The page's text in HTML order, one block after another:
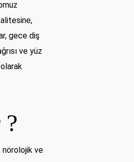
gece diş
ve yüz
nörolojik ve